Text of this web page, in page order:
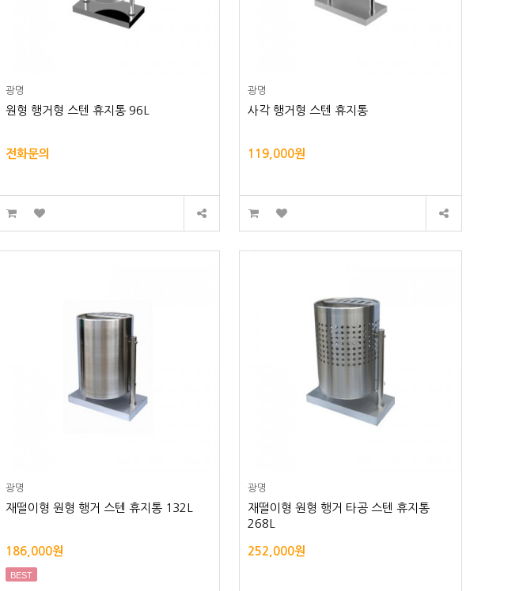
광명
원형 행거형 스텐 휴지통 96L
전화문의
광명
사각 행거형 스텐 휴지통
119,000원
광명
재떨이형 원형 행거 스텐 휴지통 132L
186,000원
BEST
광명
재떨이형 원형 행거 타공 스텐 휴지통
268L
252,000원